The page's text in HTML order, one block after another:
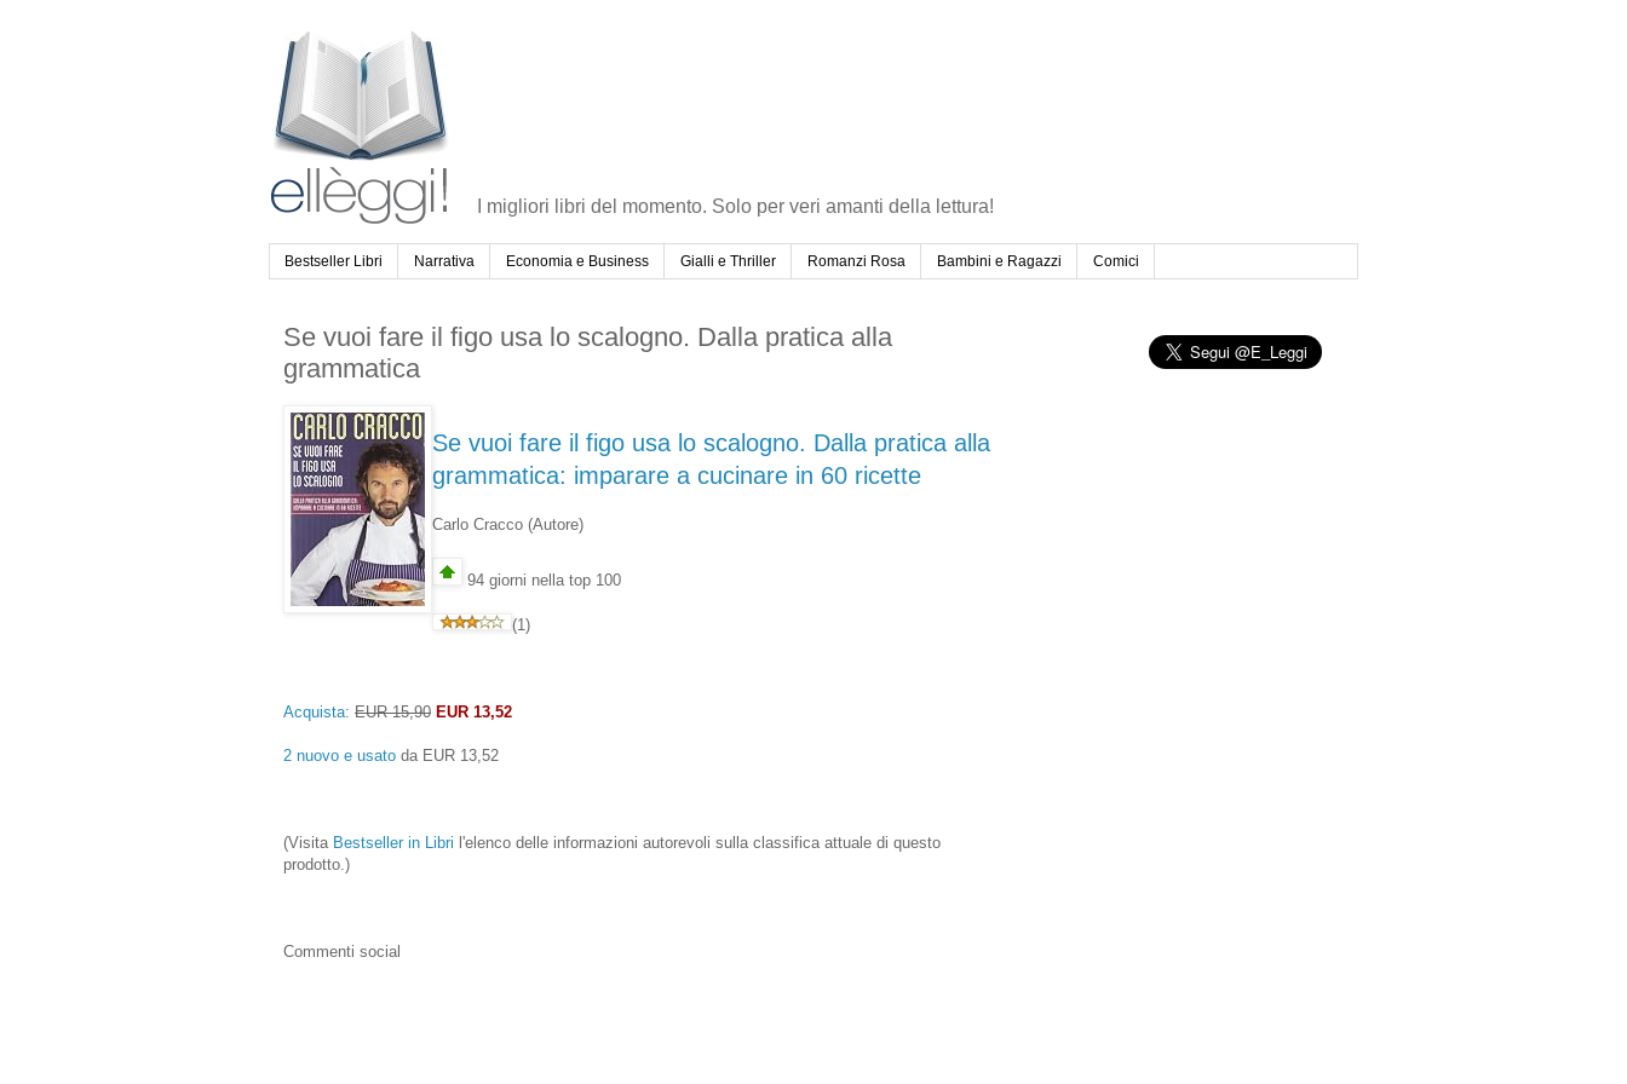
I migliori libri del momento. Solo per veri amanti della lettura!
Bestseller Libri Narrativa Economia e Business Gialli e Thriller Romanzi Rosa Bambini e Ragazzi Comici
Se vuoi fare il figo usa lo scalogno. Dalla pratica alla
grammatica
Se vuoi fare il figo usa lo scalogno. Dalla pratica alla
grammatica: imparare a cucinare in 60 ricette
Carlo Cracco (Autore)
94 giorni nella top 100
(1)
Acquista: EUR 15,90 EUR 13,52
2 nuovo e usato da EUR 13,52
(Visita Bestseller in Libri l'elenco delle informazioni autorevoli sulla classifica attuale di questo
prodotto.)
Commenti social